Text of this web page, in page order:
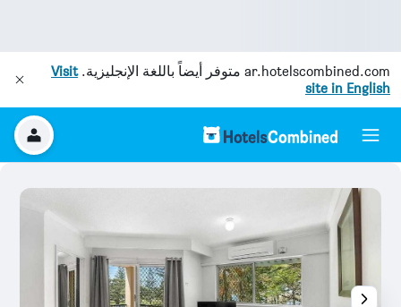
ar.hotelscombined.com متوفر أيضاً باللغة الإنجليزية.Visit
site in English